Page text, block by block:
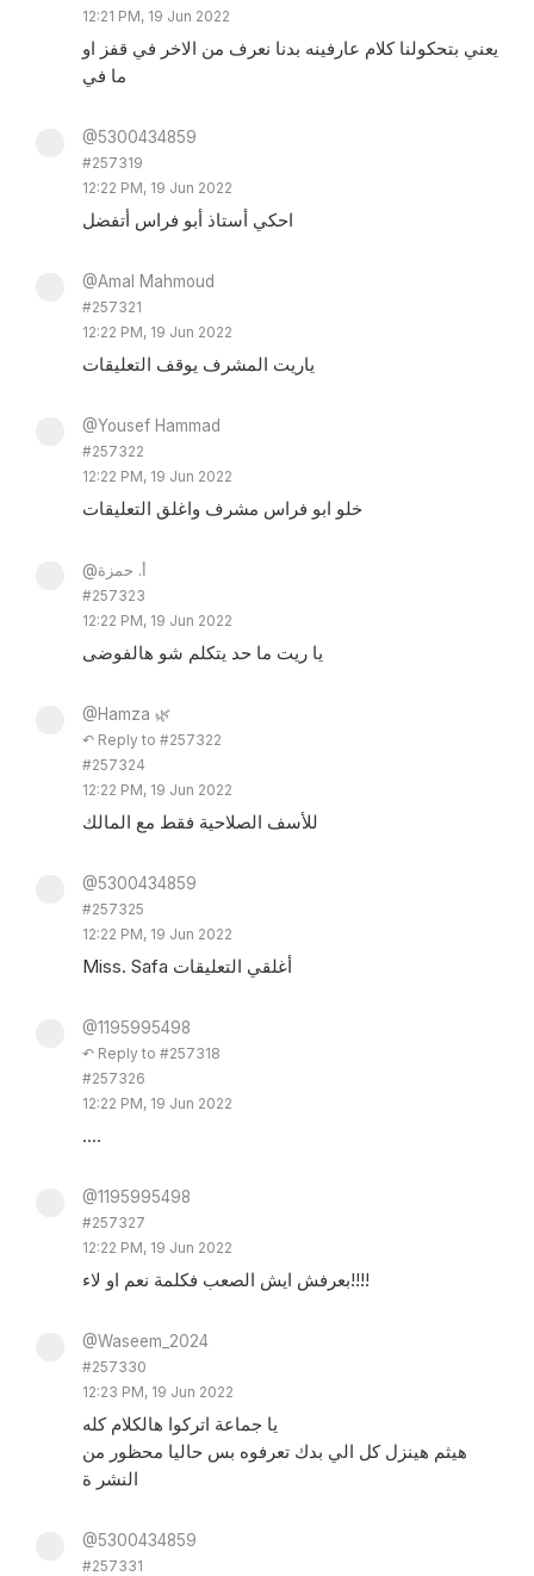
12:21 PM, 19 Jun 2022
يعني بتحكولنا كلام عارفينه بدنا نعرف من الاخر في قفز او
ما في
@5300434859
#257319
12:22 PM, 19 Jun 2022
احكي أستاذ أبو فراس أتفضل
@Amal Mahmoud
#257321
12:22 PM, 19 Jun 2022
ياريت المشرف يوقف التعليقات
@Yousef Hammad
#257322
12:22 PM, 19 Jun 2022
خلو ابو فراس مشرف واغلق التعليقات
@أ. حمزة
#257323
12:22 PM, 19 Jun 2022
يا ريت ما حد يتكلم شو هالفوضى
@Hamza 🌿
↶ Reply to #257322
#257324
12:22 PM, 19 Jun 2022
للأسف الصلاحية فقط مع المالك
@5300434859
#257325
12:22 PM, 19 Jun 2022
Miss. Safa أغلقي التعليقات
@1195995498
↶ Reply to #257318
#257326
12:22 PM, 19 Jun 2022
....
@1195995498
#257327
12:22 PM, 19 Jun 2022
بعرفش ايش الصعب فكلمة نعم او لاء!!!!
@Waseem_2024
#257330
12:23 PM, 19 Jun 2022
يا جماعة اتركوا هالكلام كله
هيثم هينزل كل الي بدك تعرفوه بس حاليا محظور من
النشر ة
@5300434859
#257331